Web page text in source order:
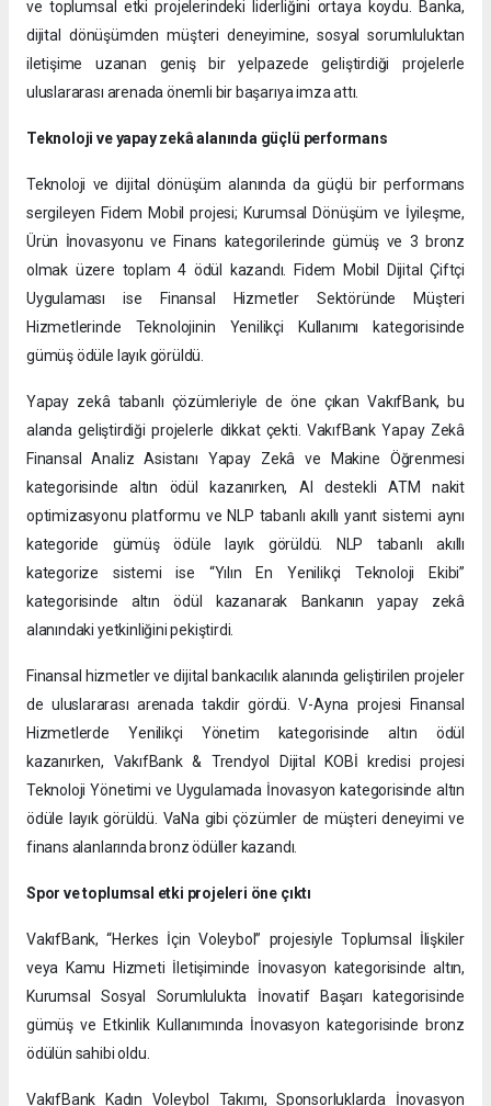
ve toplumsal etki projelerindeki liderliğini ortaya koydu. Banka,
dijital dönüşümden müşteri deneyimine, sosyal sorumluluktan
iletişime uzanan geniş bir yelpazede geliştirdiği projelerle
uluslararası arenada önemli bir başarıya imza attı.
Teknoloji ve yapay zekâ alanında güçlü performans
Teknoloji ve dijital dönüşüm alanında da güçlü bir performans
sergileyen Fidem Mobil projesi; Kurumsal Dönüşüm ve İyileşme,
Ürün İnovasyonu ve Finans kategorilerinde gümüş ve 3 bronz
olmak üzere toplam 4 ödül kazandı. Fidem Mobil Dijital Çiftçi
Uygulaması ise Finansal Hizmetler Sektöründe Müşteri
Hizmetlerinde Teknolojinin Yenilikçi Kullanımı kategorisinde
gümüş ödüle layık görüldü.
Yapay zekâ tabanlı çözümleriyle de öne çıkan VakıfBank, bu
alanda geliştirdiği projelerle dikkat çekti. VakıfBank Yapay Zekâ
Finansal Analiz Asistanı Yapay Zekâ ve Makine Öğrenmesi
kategorisinde altın ödül kazanırken, AI destekli ATM nakit
optimizasyonu platformu ve NLP tabanlı akıllı yanıt sistemi aynı
kategoride gümüş ödüle layık görüldü. NLP tabanlı akıllı
kategorize sistemi ise “Yılın En Yenilikçi Teknoloji Ekibi”
kategorisinde altın ödül kazanarak Bankanın yapay zekâ
alanındaki yetkinliğini pekiştirdi.
Finansal hizmetler ve dijital bankacılık alanında geliştirilen projeler
de uluslararası arenada takdir gördü. V-Ayna projesi Finansal
Hizmetlerde Yenilikçi Yönetim kategorisinde altın ödül
kazanırken, VakıfBank & Trendyol Dijital KOBİ kredisi projesi
Teknoloji Yönetimi ve Uygulamada İnovasyon kategorisinde altın
ödüle layık görüldü. VaNa gibi çözümler de müşteri deneyimi ve
finans alanlarında bronz ödüller kazandı.
Spor ve toplumsal etki projeleri öne çıktı
VakıfBank, “Herkes İçin Voleybol” projesiyle Toplumsal İlişkiler
veya Kamu Hizmeti İletişiminde İnovasyon kategorisinde altın,
Kurumsal Sosyal Sorumlulukta İnovatif Başarı kategorisinde
gümüş ve Etkinlik Kullanımında İnovasyon kategorisinde bronz
ödülün sahibi oldu.
VakıfBank Kadın Voleybol Takımı, Sponsorluklarda İnovasyon